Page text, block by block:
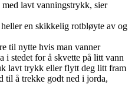
lavt vanningstrykk, sier
en skikkelig rotbløyte av og
til nytte hvis man vanner
i stedet for å skvette på litt vann
lavt trykk eller flytt deg litt fram
til å trekke godt ned i jorda,